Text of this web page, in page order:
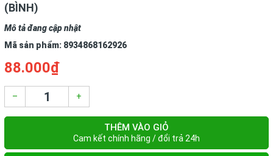
(BÌNH)
Mô tả đang cập nhật
Mã sản phẩm: 8934868162926
88.000₫
– +
THÊM VÀO GIỎ
Cam kết chính hãng / đổi trả 24h